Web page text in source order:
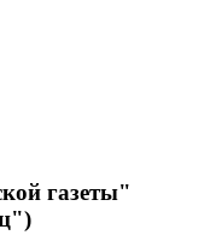
газеты"